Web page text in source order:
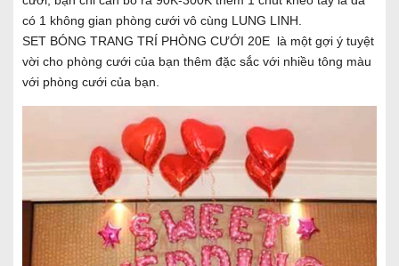
có 1 không gian phòng cưới vô cùng LUNG LINH.
SET BÓNG TRANG TRÍ PHÒNG CƯỚI 20E là một gợi ý tuyệt
vời cho phòng cưới của bạn thêm đặc sắc với nhiều tông màu
với phòng cưới của bạn.